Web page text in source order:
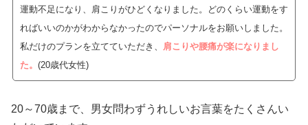
運動不足になり、肩こりがひどくなりました。どのくらい運動をす
ればいいのかがわからなかったのでパーソナルをお願いしました。
私だけのプランを立てていただき、
肩こりや腰痛が楽になりまし
た。 (20歳代女性)
20～70歳まで、男女問わずうれしいお言葉をたくさんい